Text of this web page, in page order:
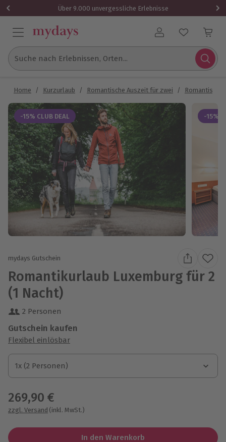
Über 9.000 unvergessliche Erlebnisse
Benutzerkonto
Suche nach Erlebnissen, Orten...
Home / Kurzurlaub / Romantische Auszeit für zwei /
-15% CLUB DEAL -15%
mydays Gutschein
Romantikurlaub Luxemburg für 2
(1 Nacht)
2 Personen
Gutschein kaufen
Flexibel einlösbar
1x (2 Personen)
1x (2 Personen)
1x (2 Personen)
269,90 €
zzgl. Versand (inkl. MwSt.)
In den Warenkorb